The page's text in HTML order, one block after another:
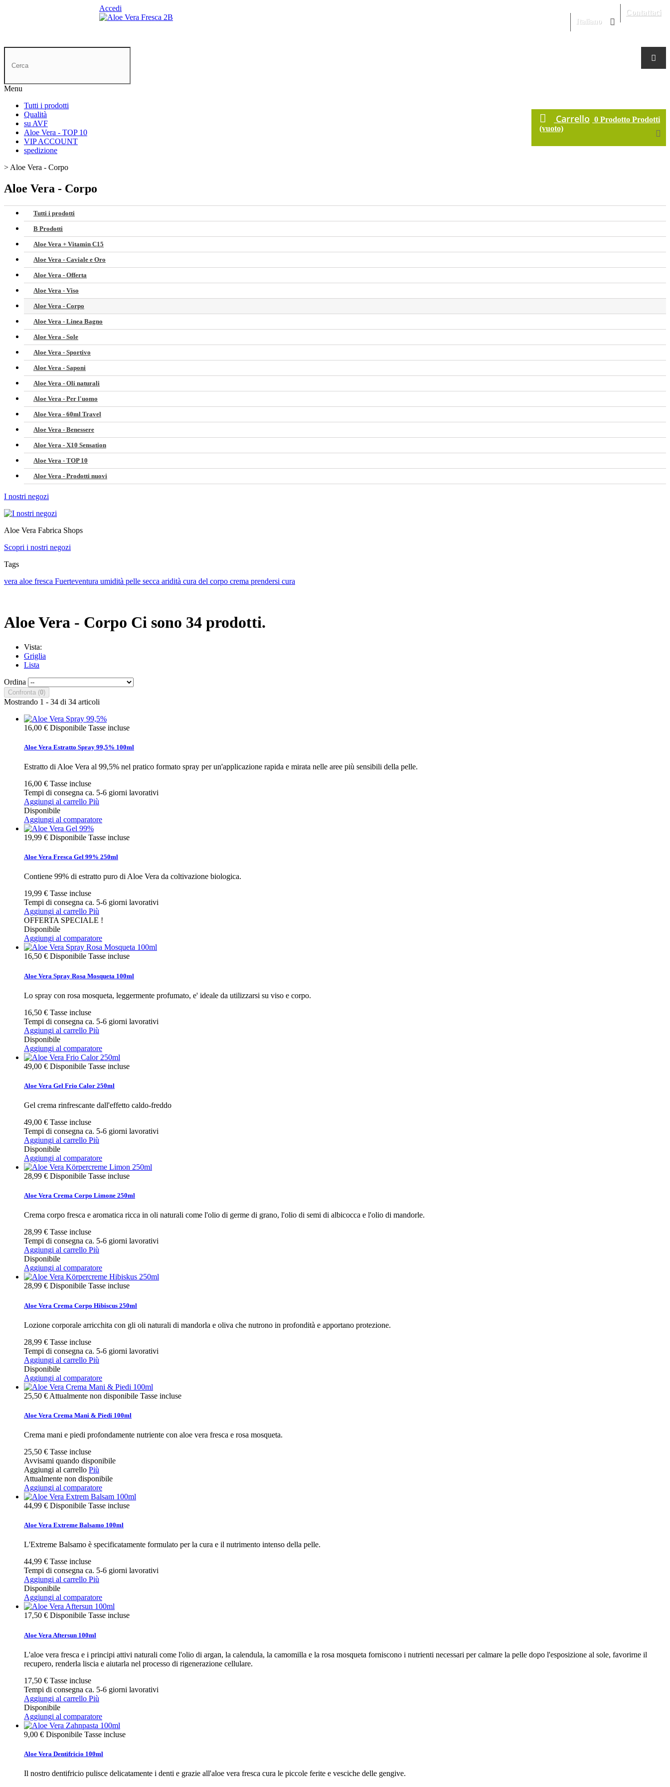
Contattaci
Accedi
Italiano
Carrello 0 Prodotto Prodotti
(vuoto)
Menu
Tutti i prodotti
Qualità
su AVF
Aloe Vera - TOP 10
VIP ACCOUNT
spedizione
> Aloe Vera - Corpo
Aloe Vera - Corpo
Tutti i prodotti
B Prodotti
Aloe Vera + Vitamin C15
Aloe Vera - Caviale e Oro
Aloe Vera - Offerta
Aloe Vera - Viso
Aloe Vera - Corpo
Aloe Vera - Linea Bagno
Aloe Vera - Sole
Aloe Vera - Sportivo
Aloe Vera - Saponi
Aloe Vera - Oli naturali
Aloe Vera - Per l'uomo
Aloe Vera - 60ml Travel
Aloe Vera - Benessere
Aloe Vera - X10 Sensation
Aloe Vera - TOP 10
Aloe Vera - Prodotti nuovi
I nostri negozi
Aloe Vera Fabrica Shops
Scopri i nostri negozi
Tags
vera aloe fresca Fuerteventura umidità pelle secca aridità cura del corpo crema prendersi cura
Aloe Vera - Corpo Ci sono 34 prodotti.
Vista:
Griglia
Lista
Ordina
Confronta (0)
Mostrando 1 - 34 di 34 articoli
16,00 € Disponibile Tasse incluse
Aloe Vera Estratto Spray 99,5% 100ml
Estratto di Aloe Vera al 99,5% nel pratico formato spray per un'applicazione rapida e mirata nelle aree più sensibili della pelle.
16,00 € Tasse incluse
Tempi di consegna ca. 5-6 giorni lavorativi
Aggiungi al carrello Più
Disponibile
Aggiungi al comparatore
19,99 € Disponibile Tasse incluse
Aloe Vera Fresca Gel 99% 250ml
Contiene 99% di estratto puro di Aloe Vera da coltivazione biologica.
19,99 € Tasse incluse
Tempi di consegna ca. 5-6 giorni lavorativi
Aggiungi al carrello Più
OFFERTA SPECIALE !
Disponibile
Aggiungi al comparatore
16,50 € Disponibile Tasse incluse
Aloe Vera Spray Rosa Mosqueta 100ml
Lo spray con rosa mosqueta, leggermente profumato, e' ideale da utilizzarsi su viso e corpo.
16,50 € Tasse incluse
Tempi di consegna ca. 5-6 giorni lavorativi
Aggiungi al carrello Più
Disponibile
Aggiungi al comparatore
49,00 € Disponibile Tasse incluse
Aloe Vera Gel Frio Calor 250ml
Gel crema rinfrescante dall'effetto caldo-freddo
49,00 € Tasse incluse
Tempi di consegna ca. 5-6 giorni lavorativi
Aggiungi al carrello Più
Disponibile
Aggiungi al comparatore
28,99 € Disponibile Tasse incluse
Aloe Vera Crema Corpo Limone 250ml
Crema corpo fresca e aromatica ricca in oli naturali come l'olio di germe di grano, l'olio di semi di albicocca e l'olio di mandorle.
28,99 € Tasse incluse
Tempi di consegna ca. 5-6 giorni lavorativi
Aggiungi al carrello Più
Disponibile
Aggiungi al comparatore
28,99 € Disponibile Tasse incluse
Aloe Vera Crema Corpo Hibiscus 250ml
Lozione corporale arricchita con gli oli naturali di mandorla e oliva che nutrono in profondità e apportano protezione.
28,99 € Tasse incluse
Tempi di consegna ca. 5-6 giorni lavorativi
Aggiungi al carrello Più
Disponibile
Aggiungi al comparatore
25,50 € Attualmente non disponibile Tasse incluse
Aloe Vera Crema Mani & Piedi 100ml
Crema mani e piedi profondamente nutriente con aloe vera fresca e rosa mosqueta.
25,50 € Tasse incluse
Avvisami quando disponibile
Aggiungi al carrello Più
Attualmente non disponibile
Aggiungi al comparatore
44,99 € Disponibile Tasse incluse
Aloe Vera Extreme Balsamo 100ml
L'Extreme Balsamo è specificatamente formulato per la cura e il nutrimento intenso della pelle.
44,99 € Tasse incluse
Tempi di consegna ca. 5-6 giorni lavorativi
Aggiungi al carrello Più
Disponibile
Aggiungi al comparatore
17,50 € Disponibile Tasse incluse
Aloe Vera Aftersun 100ml
L'aloe vera fresca e i principi attivi naturali come l'olio di argan, la calendula, la camomilla e la rosa mosqueta forniscono i nutrienti necessari per calmare la pelle dopo l'esposizione al sole, favorirne il
recupero, renderla liscia e aiutarla nel processo di rigenerazione cellulare.
17,50 € Tasse incluse
Tempi di consegna ca. 5-6 giorni lavorativi
Aggiungi al carrello Più
Disponibile
Aggiungi al comparatore
9,00 € Disponibile Tasse incluse
Aloe Vera Dentifricio 100ml
Il nostro dentifricio pulisce delicatamente i denti e grazie all'aloe vera fresca cura le piccole ferite e vesciche delle gengive.